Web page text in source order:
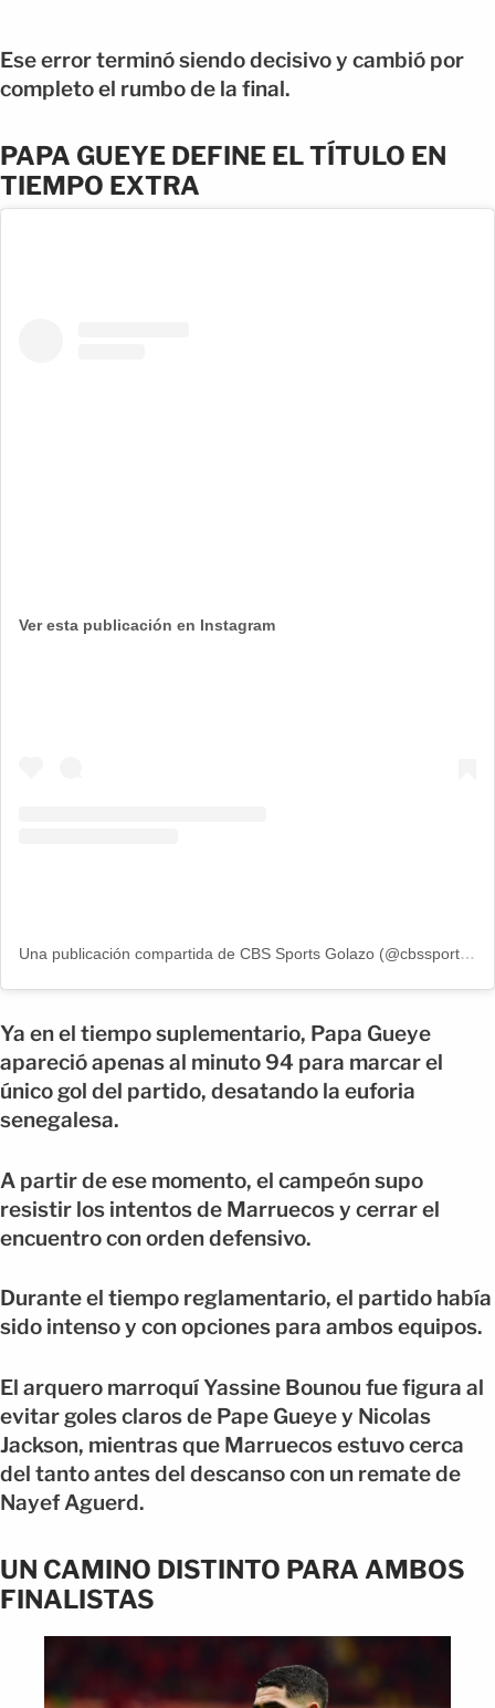
Ese error terminó siendo decisivo y cambió por
completo el rumbo de la final.
PAPA GUEYE DEFINE EL TÍTULO EN
TIEMPO EXTRA
Ver esta publicación en Instagram
Una publicación compartida de CBS Sports Golazo (@cbssportsgolazo)
Ya en el tiempo suplementario, Papa Gueye
apareció apenas al minuto 94 para marcar el
único gol del partido, desatando la euforia
senegalesa.
A partir de ese momento, el campeón supo
resistir los intentos de Marruecos y cerrar el
encuentro con orden defensivo.
Durante el tiempo reglamentario, el partido había
sido intenso y con opciones para ambos equipos.
El arquero marroquí Yassine Bounou fue figura al
evitar goles claros de Pape Gueye y Nicolas
Jackson, mientras que Marruecos estuvo cerca
del tanto antes del descanso con un remate de
Nayef Aguerd.
UN CAMINO DISTINTO PARA AMBOS
FINALISTAS